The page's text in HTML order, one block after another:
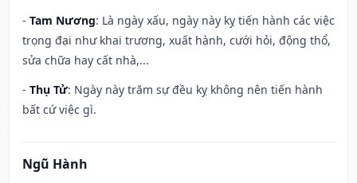
- Tam Nương: Là ngày xấu, ngày này kỵ tiến hành các việc
trọng đại như khai trương, xuất hành, cưới hỏi, động thổ,
sửa chữa hay cất nhà,...
- Thụ Tử: Ngày này trăm sự đều kỵ không nên tiến hành
bất cứ việc gì.
Ngũ Hành